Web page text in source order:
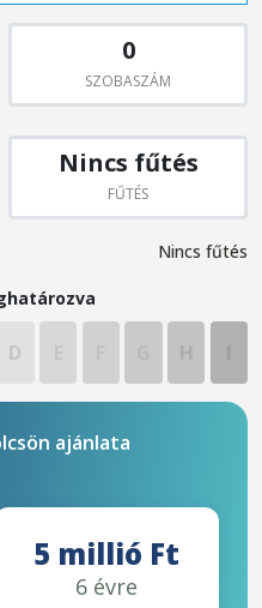
0
SZOBASZÁM
Nincs fűtés
FŰTÉS
Nincs fűtés
D
ajánlata
5 millió Ft
6 évre